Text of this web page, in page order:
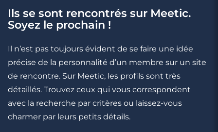
3 minutes
Ils se sont rencontrés sur Meetic.
Soyez le prochain !
Il n’est pas toujours évident de se faire une idée
précise de la personnalité d’un membre sur un site
de rencontre. Sur Meetic, les profils sont très
détaillés. Trouvez ceux qui vous correspondent
avec la recherche par critères ou laissez-vous
charmer par leurs petits détails.